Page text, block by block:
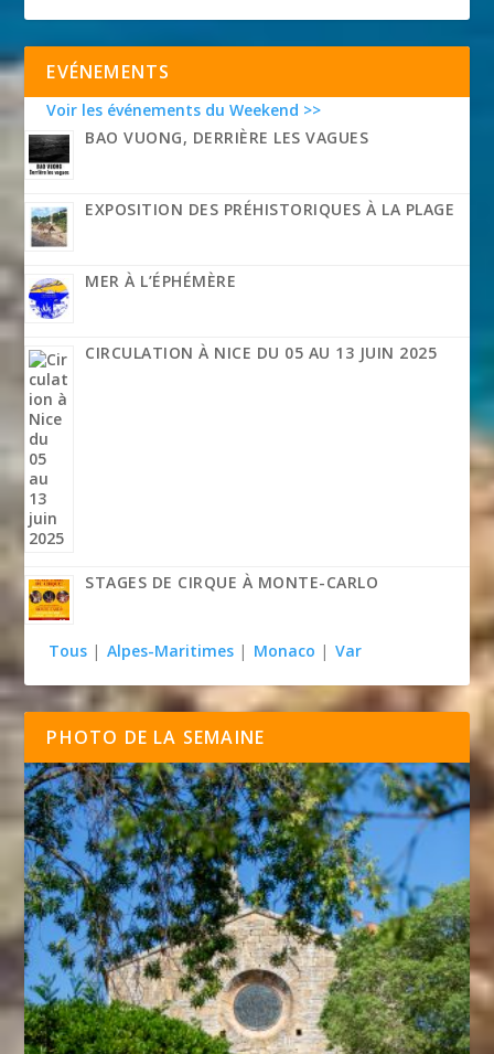
EVÉNEMENTS
Voir les événements du Weekend >>
BAO VUONG, DERRIÈRE LES VAGUES
EXPOSITION DES PRÉHISTORIQUES À LA PLAGE
MER À L’ÉPHÉMÈRE
CIRCULATION À NICE DU 05 AU 13 JUIN 2025
STAGES DE CIRQUE À MONTE-CARLO
Tous | Alpes-Maritimes | Monaco | Var
PHOTO DE LA SEMAINE